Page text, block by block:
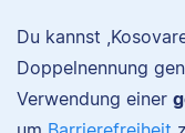
Du kannst
Doppelnennung
Verwendung einer